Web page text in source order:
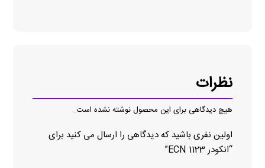
نظرات
هیچ دیدگاهی برای این محصول نوشته نشده است.
اولین نفری باشید که دیدگاهی را ارسال می کنید برای
“انکودر ECN 1123”